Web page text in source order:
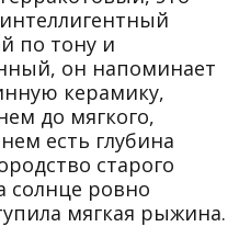
по тону и
он напоминает
керамику,
до мягкого,
есть глубина
старого
солнце ровно
мягкая рыжина.